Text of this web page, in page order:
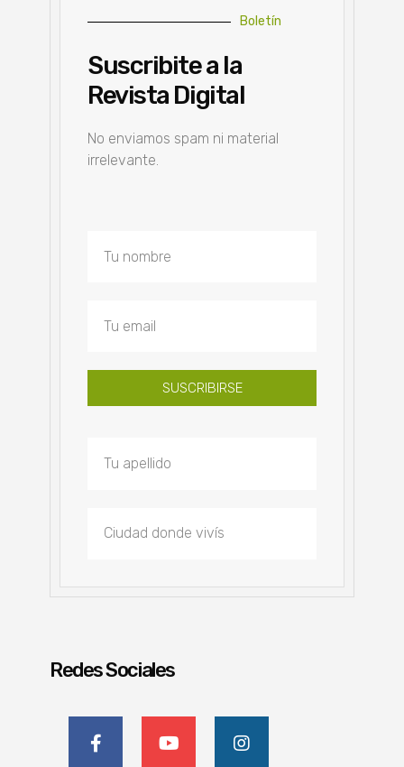
Boletín
Suscribite a la
Revista Digital
No enviamos spam ni material
irrelevante.
SUSCRIBIRSE
Redes Sociales